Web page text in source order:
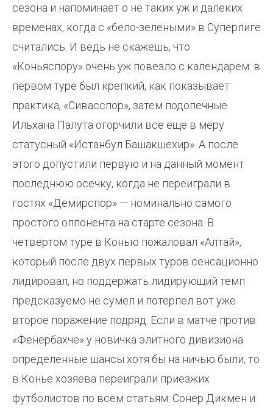
сезона и напоминает о не таких уж и далеких
временах, когда с «бело-зелеными» в Суперлиге
считались. И ведь не скажешь, что
«Коньяспору» очень уж повезло с календарем: в
первом туре был крепкий, как показывает
практика, «Сивасспор», затем подопечные
Ильхана Палута огорчили все еще в меру
статусный «Истанбул Башакшехир». А после
этого допустили первую и на данный момент
последнюю осечку, когда не переиграли в
гостях «Демирспор» — номинально самого
простого оппонента на старте сезона. В
четвертом туре в Конью пожаловал «Алтай»,
который после двух первых туров сенсационно
лидировал, но поддержать лидирующий темп
предсказуемо не сумел и потерпел вот уже
второе поражение подряд. Если в матче против
«Фенербахче» у новичка элитного дивизиона
определенные шансы хотя бы на ничью были, то
в Конье хозяева переиграли приезжих
футболистов по всем статьям: Сонер Дикмен и